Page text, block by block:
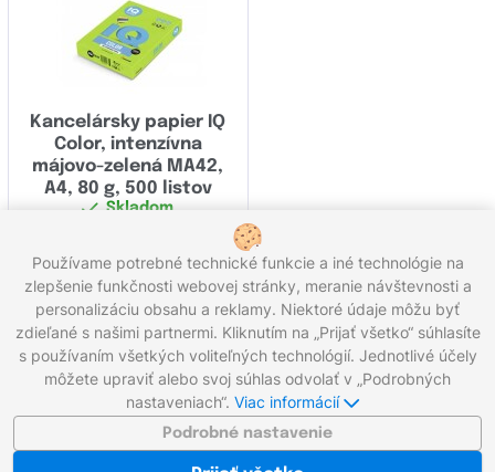
Kancelársky papier IQ
Color, intenzívna
májovo-zelená MA42,
A4, 80 g, 500 listov
Skladom
Kúpiť
Celkom 15 produktov
Zavolajte nám: 0221 000 012 Pracovné dni 8:00 - 16:30
Napíšte nám:info@gigaprint.sk©2026 gigaprint.sk
Používame potrebné technické funkcie a iné technológie na
zlepšenie funkčnosti webovej stránky, meranie návštevnosti a
personalizáciu obsahu a reklamy. Niektoré údaje môžu byť
zdieľané s našimi partnermi. Kliknutím na „Prijať všetko“ súhlasíte
s používaním všetkých voliteľných technológií. Jednotlivé účely
môžete upraviť alebo svoj súhlas odvolať v „Podrobných
nastaveniach“. Viac informácií
Podrobné nastavenie